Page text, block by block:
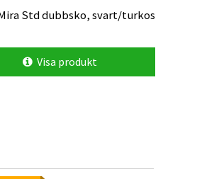
Std dubbsko, svart/turkos
Visa produkt